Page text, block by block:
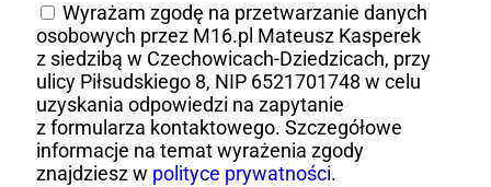
Wyrażam zgodę na przetwarzanie danych
osobowych przez M16.pl Mateusz Kasperek
z siedzibą w Czechowicach-Dziedzicach, przy
ulicy Piłsudskiego 8, NIP 6521701748 w celu
uzyskania odpowiedzi na zapytanie
z formularza kontaktowego. Szczegółowe
informacje na temat wyrażenia zgody
znajdziesz w polityce prywatności.